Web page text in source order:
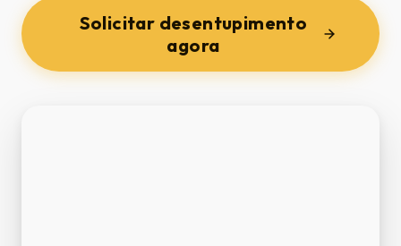
Solicitar desentupimento
agora